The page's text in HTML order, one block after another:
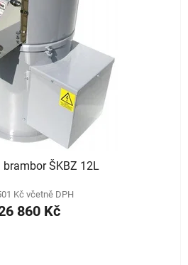
brambor ŠKBZ 12L
Kč včetně DPH
860 Kč